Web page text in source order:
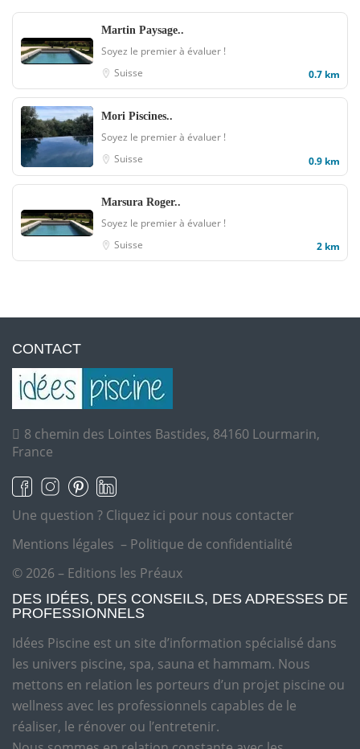
Martin Paysage..
Soyez le premier à évaluer !
Suisse
0.7 km
Mori Piscines..
Soyez le premier à évaluer !
Suisse
0.9 km
Marsura Roger..
Soyez le premier à évaluer !
Suisse
2 km
CONTACT
8 chemin des Lointes Bastides, 84160 Lourmarin,
France
Une question ? Cliquez ici pour nous contacter
Mentions légales – Politique de confidentialité
© 2026 – Editions les Préaux
DES IDÉES, DES CONSEILS, DES ADRESSES DE
PROFESSIONNELS
Idées Piscine est un site d’information spécialisé dans
les univers piscine, spa, sauna et hammam. Nous
mettons en relation les porteurs d’un projet piscine ou
wellness avec les professionnels capables de le
réaliser, le rénover ou l’entretenir.